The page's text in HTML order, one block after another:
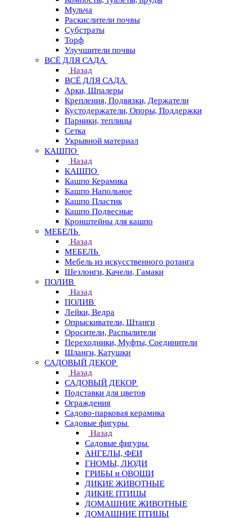
Мульча
Раскислители почвы
Субстраты
Торф
Улучшители почвы
ВСЁ ДЛЯ САДА
Назад
ВСЁ ДЛЯ САДА
Арки, Шпалеры
Крепления, Подвязки, Держатели
Кустодержатели, Опоры, Поддержки
Парники, теплицы
Сетка
Укрывной материал
КАШПО
Назад
КАШПО
Кашпо Керамика
Кашпо Напольное
Кашпо Пластик
Кашпо Подвесные
Кронштейны для кашпо
МЕБЕЛЬ
Назад
МЕБЕЛЬ
Мебель из искусственного ротанга
Шезлонги, Качели, Гамаки
ПОЛИВ
Назад
ПОЛИВ
Лейки, Ведра
Опрыскиватели, Штанги
Оросители, Распылители
Переходники, Муфты, Соединители
Шланги, Катушки
САДОВЫЙ ДЕКОР
Назад
САДОВЫЙ ДЕКОР
Подставки для цветов
Ограждения
Садово-парковая керамика
Садовые фигуры
Назад
Садовые фигуры
АНГЕЛЫ, ФЕИ
ГНОМЫ, ЛЮДИ
ГРИБЫ и ОВОЩИ
ДИКИЕ ЖИВОТНЫЕ
ДИКИЕ ПТИЦЫ
ДОМАШНИЕ ЖИВОТНЫЕ
ДОМАШНИЕ ПТИЦЫ